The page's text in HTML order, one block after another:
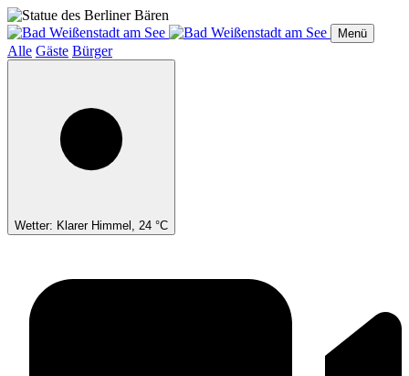
Direkt
zum
Inhalt
Menü
Alle Gäste Bürger
Wetter: Klarer Himmel, 24 °C